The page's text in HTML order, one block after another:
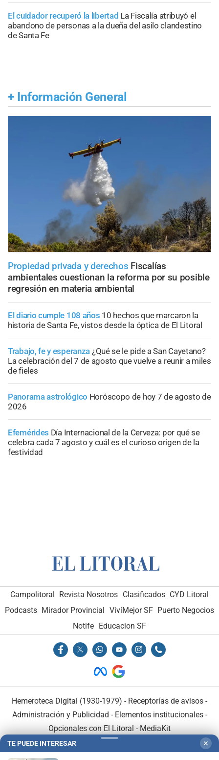
El cuidador recuperó la libertad La Fiscalía atribuyó el
abandono de personas a la dueña del asilo clandestino
de Santa Fe
+ Información General
Propiedad privada y derechos Fiscalías
ambientales cuestionan la reforma por su posible
regresión en materia ambiental
El diario cumple 108 años 10 hechos que marcaron la
historia de Santa Fe, vistos desde la óptica de El Litoral
Trabajo, fe y esperanza ¿Qué se le pide a San Cayetano?
La celebración del 7 de agosto que vuelve a reunir a miles
de fieles
Panorama astrológico Horóscopo de hoy 7 de agosto de
2026
Efemérides Día Internacional de la Cerveza: por qué se
celebra cada 7 agosto y cuál es el curioso origen de la
festividad
Campolitoral Revista Nosotros Clasificados CYD Litoral
Podcasts Mirador Provincial VivíMejor SF Puerto Negocios
Notife Educacion SF
Hemeroteca Digital (1930-1979) - Receptorías de avisos -
Administración y Publicidad - Elementos institucionales-
Opcionales con El Litoral - MediaKit
TE PUEDE INTERESAR ✕